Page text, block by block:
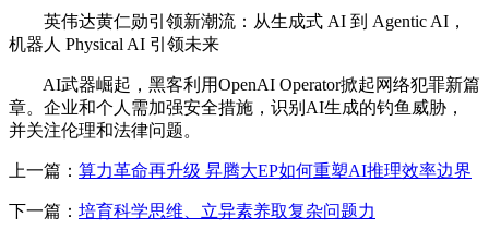
英伟达黄仁勋引领新潮流：从生成式 AI 到 Agentic AI，
机器人 Physical AI 引领未来
AI武器崛起，黑客利用OpenAI Operator掀起网络犯罪新篇
章。企业和个人需加强安全措施，识别AI生成的钓鱼威胁，
并关注伦理和法律问题。
上一篇： 算力革命再升级 昇腾大EP如何重塑AI推理效率边界
下一篇： 培育科学思维、立异素养取复杂问题力